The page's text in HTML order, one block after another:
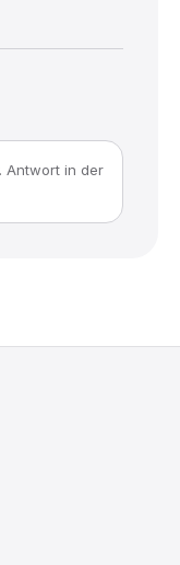
Antwort in der